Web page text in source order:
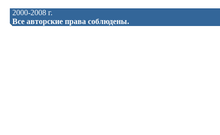
2000-2008 г.
Все авторские права соблюдены.